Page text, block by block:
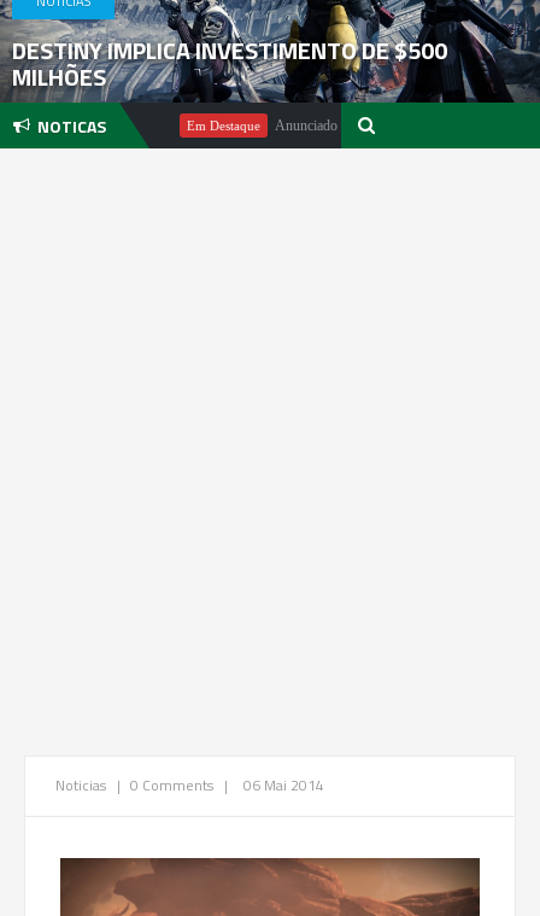
DESTINY IMPLICA INVESTIMENTO DE $500
MILHÕES
NOTICAS
Pachter Em Destaque Anunciado DualSense The Last of Us Limited
Noticias | 0 Comments | 06 Mai 2014